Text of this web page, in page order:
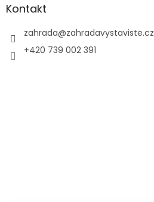
Kontakt
zahrada@zahradavystaviste.cz
+420 739 002 391